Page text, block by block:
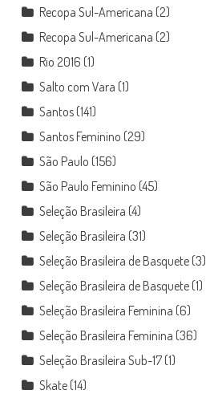
Recopa Sul-Americana (2)
Recopa Sul-Americana (2)
Rio 2016 (1)
Salto com Vara (1)
Santos(141)
Santos Feminino (29)
São Paulo (156)
São Paulo Feminino (45)
Seleção Brasileira (4)
Seleção Brasileira (31)
Seleção Brasileira de Basquete(3)
Seleção Brasileira de Basquete(1)
Seleção Brasileira Feminina (6)
Seleção Brasileira Feminina (36)
Seleção Brasileira Sub-17(1)
Skate(14)